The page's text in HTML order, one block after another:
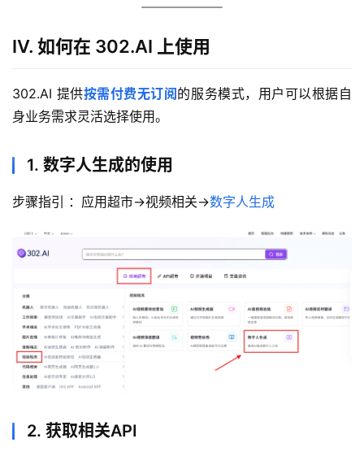
Ⅳ. 如何在 302.AI 上使用
302.AI 提供按需付费无订阅的服务模式，用户可以根据自
身业务需求灵活选择使用。
1. 数字人生成的使用
步骤指引 ：应用超市→视频相关→数字人生成
2. 获取相关API